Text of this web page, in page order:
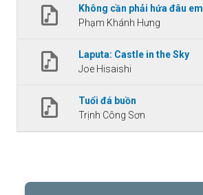
Không cần phải hứa đâu em
Phạm Khánh Hưng
Laputa: Castle in the Sky
Joe Hisaishi
Tuổi đá buồn
Trịnh Công Sơn